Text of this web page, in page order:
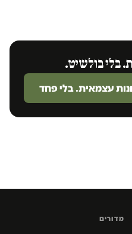
בלי בולשיט.
עצמאית. בלי פחד
מדורים